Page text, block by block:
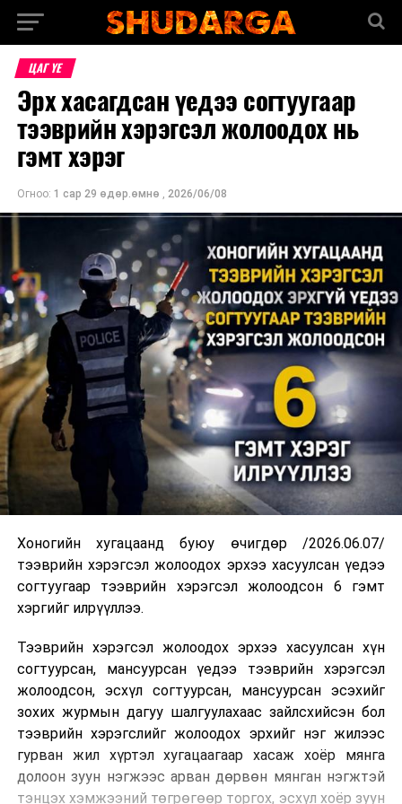
ЦАГ ҮЕ
Эрх хасагдсан үедээ согтуугаар
тээврийн хэрэгсэл жолоодох нь
гэмт хэрэг
Огноо: 1 сар 29 өдөр.өмнө , 2026/06/08
Хоногийн хугацаанд буюу өчигдөр /2026.06.07/
тээврийн хэрэгсэл жолоодох эрхээ хасуулсан үедээ
согтуугаар тээврийн хэрэгсэл жолоодсон 6 гэмт
хэргийг илрүүллээ.
Тээврийн хэрэгсэл жолоодох эрхээ хасуулсан хүн
согтуурсан, мансуурсан үедээ тээврийн хэрэгсэл
жолоодсон, эсхүл согтуурсан, мансуурсан эсэхийг
зохих журмын дагуу шалгуулахаас зайлсхийсэн бол
тээврийн хэрэгслийг жолоодох эрхийг нэг жилээс
гурван жил хүртэл хугацаагаар хасаж хоёр мянга
долоон зуун нэгжээс арван дөрвөн мянган нэгжтэй
тэнцэх хэмжээний төгрөгөөр торгох, эсхүл хоёр зуун